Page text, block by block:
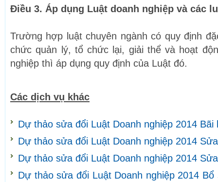
Điều 3. Áp dụng Luật doanh nghiệp và các
Trường hợp luật chuyên ngành có quy định
chức quản lý, tổ chức lại, giải thể và hoạt
nghiệp thì áp dụng quy định của Luật đó.
Các dịch vụ khác
Dự thảo sửa đổi Luật Doanh nghiệp 2014
Dự thảo sửa đổi Luật Doanh nghiệp 2014
Dự thảo sửa đổi Luật Doanh nghiệp 2014
Dự thảo sửa đổi Luật Doanh nghiệp 2014